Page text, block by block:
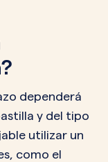
dependerá
y del tipo
utilizar un
como el